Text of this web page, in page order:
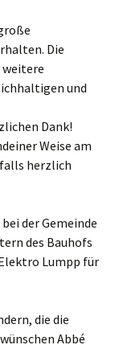
Die
weitere
und
Dank!
Weise am
herzlich
der Gemeinde
des Bauhofs
Lumpp für
die die
Abbé